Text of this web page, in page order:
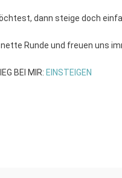
dann steige doch
Runde und freuen uns
BEI MIR: EINSTEIGEN